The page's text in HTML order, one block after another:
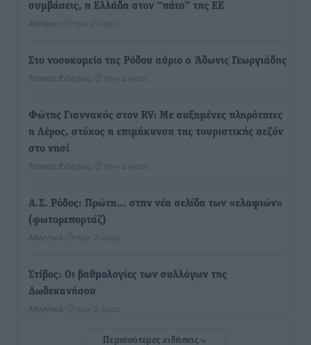
συμβάσεις, η Ελλάδα στον “πάτο” της ΕΕ
Απόψεις πριν 2 ώρες
Στο νοσοκομείο της Ρόδου αύριο ο Άδωνις Γεωργιάδης
Τοπικές Ειδήσεις πριν 2 ώρες
Φώτης Γιαννακός στον RV: Με αυξημένες πληρότητες
η Λέρος, στόχος η επιμήκυνση της τουριστικής σεζόν
στο νησί
Τοπικές Ειδήσεις πριν 2 ώρες
Α.Σ. Ρόδος: Πρώτη… στην νέα σελίδα των «ελαφιών»
(φωτορεπορτάζ)
Αθλητικά πριν 2 ώρες
Στίβος: Οι βαθμολογίες των συλλόγων της
Δωδεκανήσου
Αθλητικά πριν 2 ώρες
Περισσότερες ειδήσεις